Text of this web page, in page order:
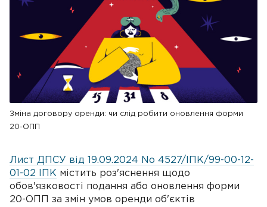
Зміна договору оренди: чи слід робити оновлення форми
20-ОПП
Лист ДПСУ від 19.09.2024 No 4527/ІПК/99-00-12-
01-02 ІПК містить роз'яснення щодо
обов'язковості подання або оновлення форми
20-ОПП за змін умов оренди об'єктів